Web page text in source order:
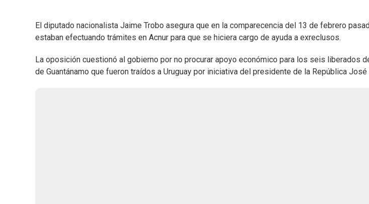
El diputado nacionalista Jaime Trobo asegura que en la comparecencia del 13 de febrero
estaban efectuando trámites en Acnur para que se hiciera cargo de ayuda a exreclusos.
La oposición cuestionó al gobierno por no procurar apoyo económico para los seis liberados
de Guantánamo que fueron traídos a Uruguay por iniciativa del presidente de la República José